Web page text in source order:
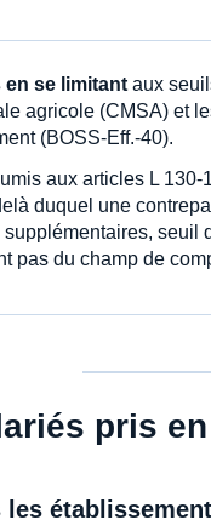
en se limitant aux
agricole (CMSA) et
(BOSS-Eff.-40).
aux articles L
duquel une
pas du champ de
pris